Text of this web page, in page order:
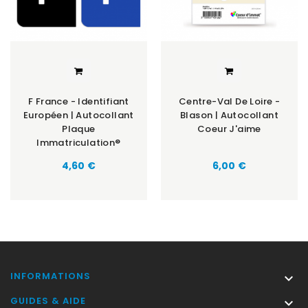
F France - Identifiant
Européen | Autocollant
Plaque
Immatriculation®
Prix
4,60 €
Centre-Val De Loire -
Blason | Autocollant
Coeur J'aime
Prix
6,00 €
INFORMATIONS 
GUIDES & AIDE 